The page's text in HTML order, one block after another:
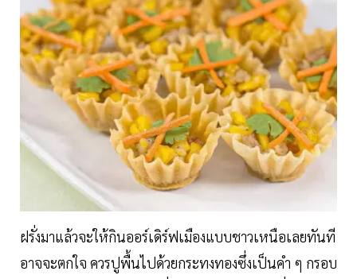
ฝรั่งมาแล้วจะให้กินออร์เดิร์ฟเมืองแบบชาวเหนือเลยทันที
อาจจะตกใจ ควรปูพื้นไปด้วยกระทงทองซึ่งเป็นคำ ๆ กรอบ